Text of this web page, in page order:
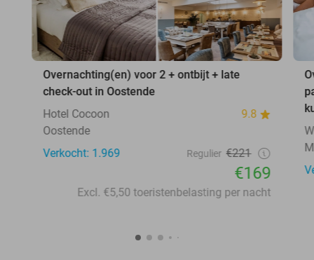
Overnachting(en) voor 2 + ontbijt + late
check-out in Oostende
Hotel Cocoon
9.8
Oostende
Verkocht: 1.969
Regulier €221
€169
Excl. €5,50 toeristenbelasting per nacht